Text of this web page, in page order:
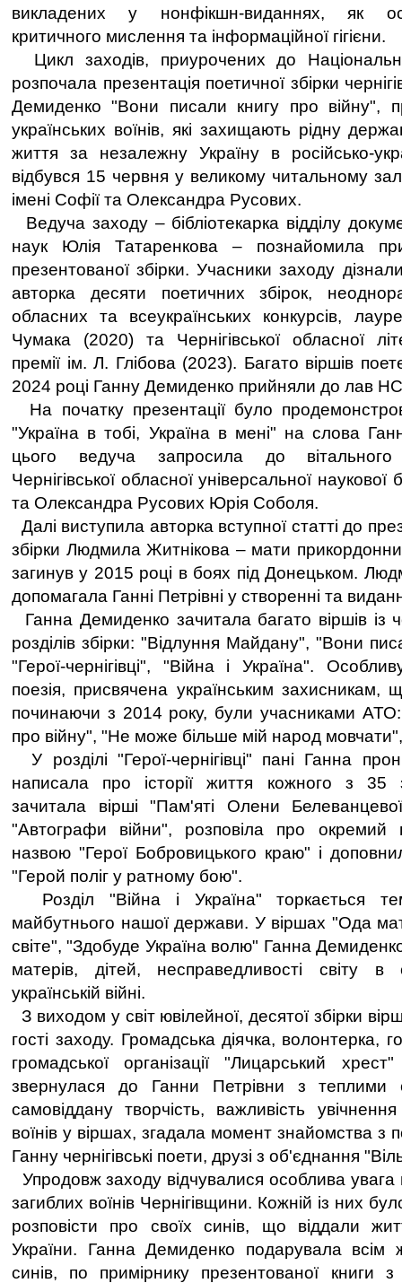
викладених у нонфікшн-виданнях, як
критичного мислення та інформаційної гігієни.
Цикл заходів, приурочених до
розпочала презентація поетичної збірки
Демиденко "Вони писали книгу про війну",
українських воїнів, які захищають рідну
життя за незалежну Україну в російсько-
відбувся 15 червня у великому читальному
імені Софії та Олександра Русових.
Ведуча заходу – бібліотекарка відділу
наук Юлія Татаренкова – познайомила
презентованої збірки. Учасники заходу
авторка десяти поетичних збірок,
обласних та всеукраїнських конкурсів,
Чумака (2020) та Чернігівської обласної
премії ім. Л. Глібова (2023). Багато віршів
2024 році Ганну Демиденко прийняли до лав
На початку презентації було
"Україна в тобі, Україна в мені" на слова
цього ведуча запросила до
Чернігівської обласної універсальної наукової
та Олександра Русових Юрія Соболя.
Далі виступила авторка вступної статті до
збірки Людмила Житнікова – мати
загинув у 2015 році в боях під Донецьком.
допомагала Ганні Петрівні у створенні та
Ганна Демиденко зачитала багато віршів із
розділів збірки: "Відлуння Майдану", "Вони
"Герої-чернігівці", "Війна і Україна".
поезія, присвячена українським захисникам,
починаючи з 2014 року, були учасниками
про війну", "Не може більше мій народ
У розділі "Герої-чернігівці" пані Ганна
написала про історії життя кожного з 35
зачитала вірші "Пам'яті Олени
"Автографи війни", розповіла про окремий
назвою "Герої Бобровицького краю" і
"Герой поліг у ратному бою".
Розділ "Війна і Україна" торкається
майбутнього нашої держави. У віршах "Ода
світе", "Здобуде Україна волю" Ганна
матерів, дітей, несправедливості світу в
українській війні.
З виходом у світ ювілейної, десятої збірки
гості заходу. Громадська діячка, волонтерка,
громадської організації "Лицарський
звернулася до Ганни Петрівни з теплими
самовіддану творчість, важливість
воїнів у віршах, згадала момент знайомства з
Ганну чернігівські поети, друзі з об'єднання
Упродовж заходу відчувалися особлива
загиблих воїнів Чернігівщини. Кожній із них
розповісти про своїх синів, що віддали
України. Ганна Демиденко подарувала всім
синів, по примірнику презентованої книги